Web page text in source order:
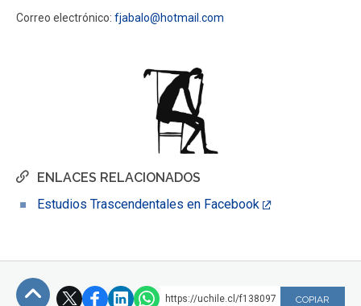
ENLACES RELACIONADOS
Estudios Trascendentales en Facebook
Correo electrónico: fjabalo@hotmail.com
https://uchile.cl/f138097 COPIAR